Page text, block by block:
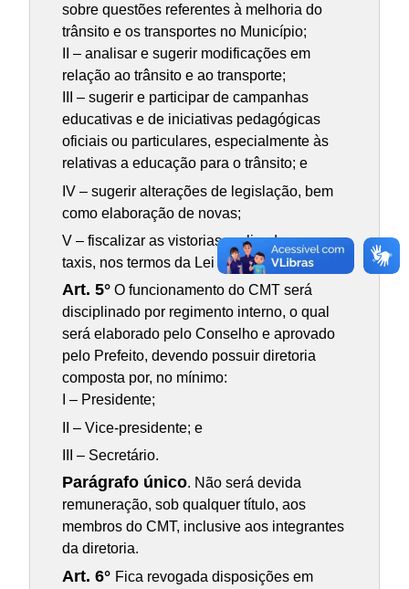
sobre questões referentes à melhoria do
trânsito e os transportes no Município;
II – analisar e sugerir modificações em
relação ao trânsito e ao transporte;
III – sugerir e participar de campanhas
educativas e de iniciativas pedagógicas
oficiais ou particulares, especialmente às
relativas a educação para o trânsito; e
IV – sugerir alterações de legislação, bem
como elaboração de novas;
V – fiscalizar as vistorias realizadas nos
taxis, nos termos da Lei n. 764/2024;
Art. 5° O funcionamento do CMT será
disciplinado por regimento interno, o qual
será elaborado pelo Conselho e aprovado
pelo Prefeito, devendo possuir diretoria
composta por, no mínimo:
I – Presidente;
II – Vice-presidente; e
III – Secretário.
Parágrafo único. Não será devida
remuneração, sob qualquer título, aos
membros do CMT, inclusive aos integrantes
da diretoria.
Art. 6° Fica revogada disposições em